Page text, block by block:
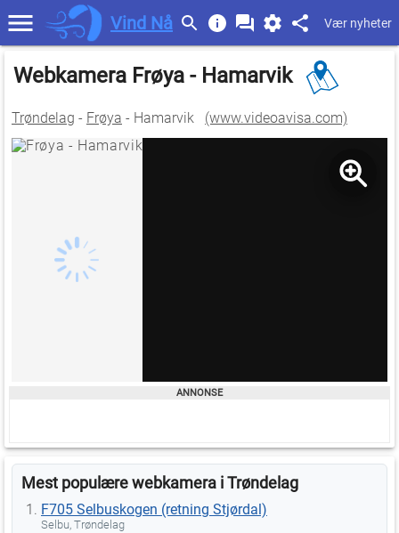
Vind Nå Vær nyheter
Webkamera Frøya - Hamarvik
Trøndelag - Frøya - Hamarvik (www.videoavisa.com)
Mest populære webkamera i Trøndelag
F705 Selbuskogen (retning Stjørdal)
Selbu, Trøndelag